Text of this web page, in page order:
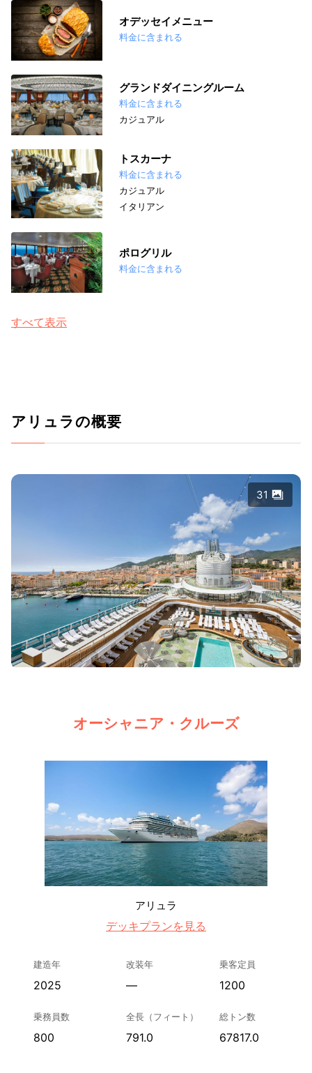
オデッセイメニュー
料金に含まれる
グランドダイニングルーム
料金に含まれる
カジュアル
トスカーナ
料金に含まれる
カジュアル
イタリアン
ポログリル
料金に含まれる
すべて表示
アリュラの概要
31
オーシャニア・クルーズ
アリュラ
デッキプランを見る
建造年
2025
改装年
—
乗客定員
1200
乗務員数
800
全長（フィート）
791.0
総トン数
67817.0